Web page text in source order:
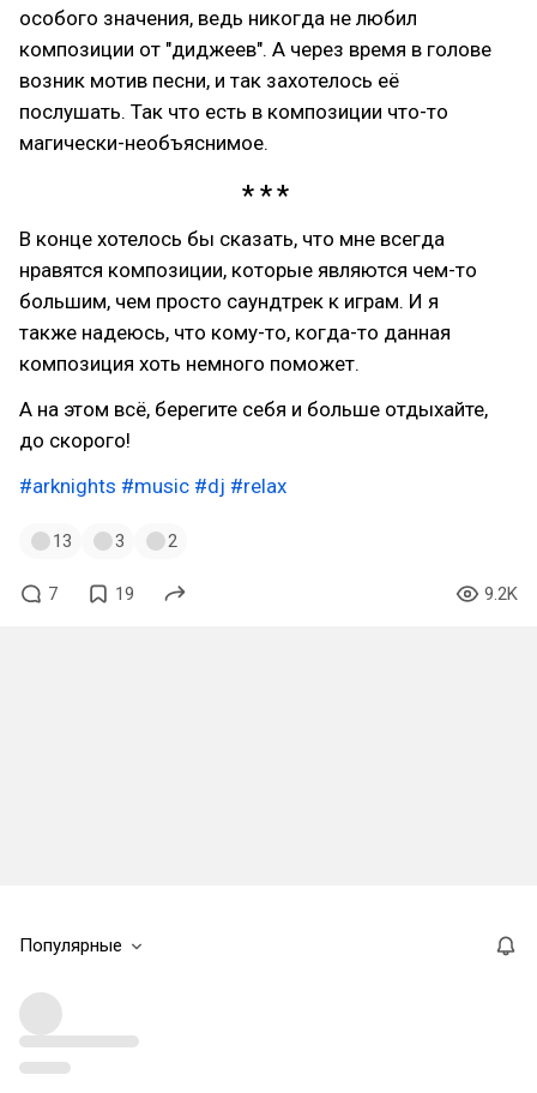
особого значения, ведь никогда не любил
композиции от "диджеев". А через время в голове
возник мотив песни, и так захотелось её
послушать. Так что есть в композиции что-то
магически-необъяснимое.
В конце хотелось бы сказать, что мне всегда
нравятся композиции, которые являются чем-то
большим, чем просто саундтрек к играм. И я
также надеюсь, что кому-то, когда-то данная
композиция хоть немного поможет.
А на этом всё, берегите себя и больше отдыхайте,
до скорого!
#arknights #music #dj #relax
13 3 2
7 19 9.2K
Популярные